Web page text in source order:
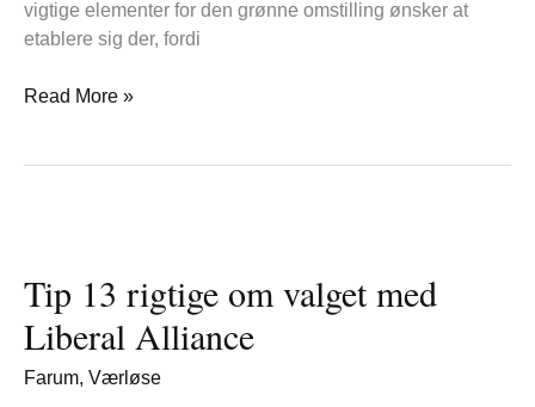
vigtige elementer for den grønne omstilling ønsker at
etablere sig der, fordi
Read More »
Tip 13 rigtige om valget med
Liberal Alliance
Farum, Værløse
rigtige
om
valget
med